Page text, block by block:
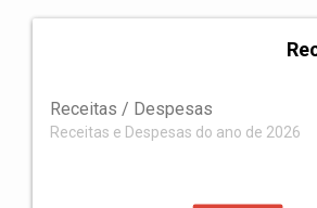
Receitas / Despesas
Receitas e Despesas do ano de 2026